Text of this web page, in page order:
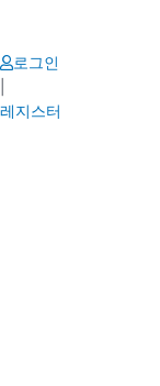
content
로그인
레지스터